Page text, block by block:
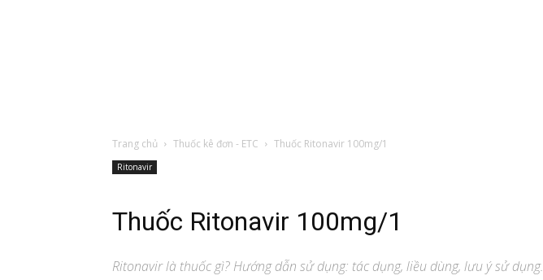
Trang chủ Thuốc kê đơn - ETC Thuốc Ritonavir 100mg/1
Ritonavir
Thuốc Ritonavir 100mg/1
Ritonavirlà thuốc gì? Hướng dẫn sử dụng: tác dụng, liều dùng, lưu ý sử dụng.